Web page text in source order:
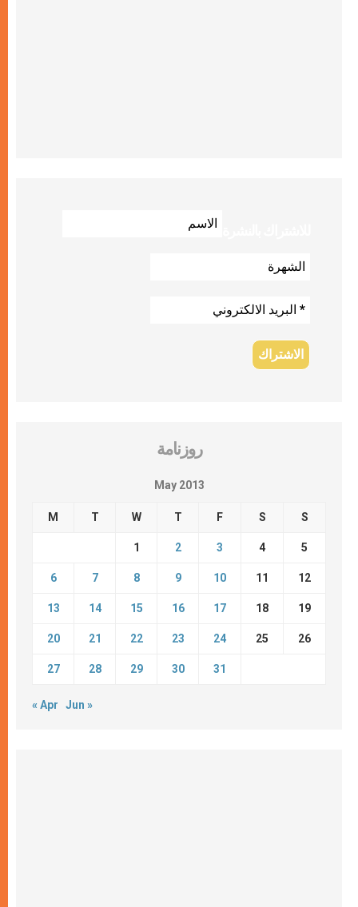
روزنامة
May 2013
M T W T F S S
1 2 3 4 5
6 7 8 9 10 11 12
13 14 15 16 17 18 19
20 21 22 23 24 25 26
27 28 29 30 31
« Apr Jun »